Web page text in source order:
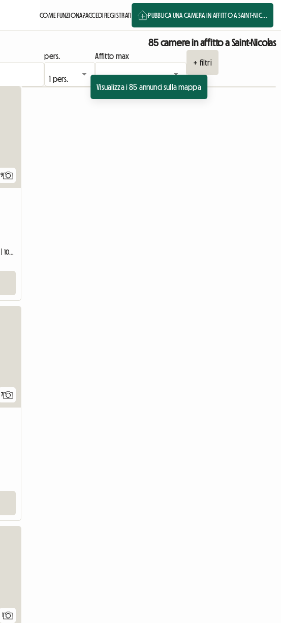
COME FUNZIONA?ACCEDIREGISTRATI PUBBLICA UNA CAMERA IN AFFITTO A SAINT-NIC...
85 camere in affitto a Saint-Nicolas
pers.
Affitto max
+ filtri
Visualizza i 85 annunci sulla mappa
9
Alloggio condiviso | Saint-Nicolas (4420) | 100 M2
7
1